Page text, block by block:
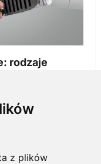
z plików
rodzaje
firmy